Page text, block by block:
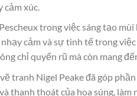
xúc.
trong việc sáng tạo
cảm và sự tinh tế trong
chỉ quyến rũ mà còn mang
tranh Nigel Peake đã góp
thanh thoát của hoa súng,